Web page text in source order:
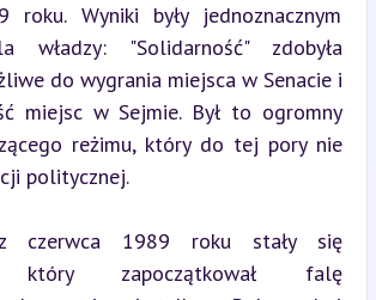
roku. Wyniki były jednoznacznym
władzy: "Solidarność" zdobyła
do wygrania miejsca w Senacie i
miejsc w Sejmie. Był to ogromny
reżimu, który do tej pory nie
politycznej.
z czerwca 1989 roku stały się
który zapoczątkował falę